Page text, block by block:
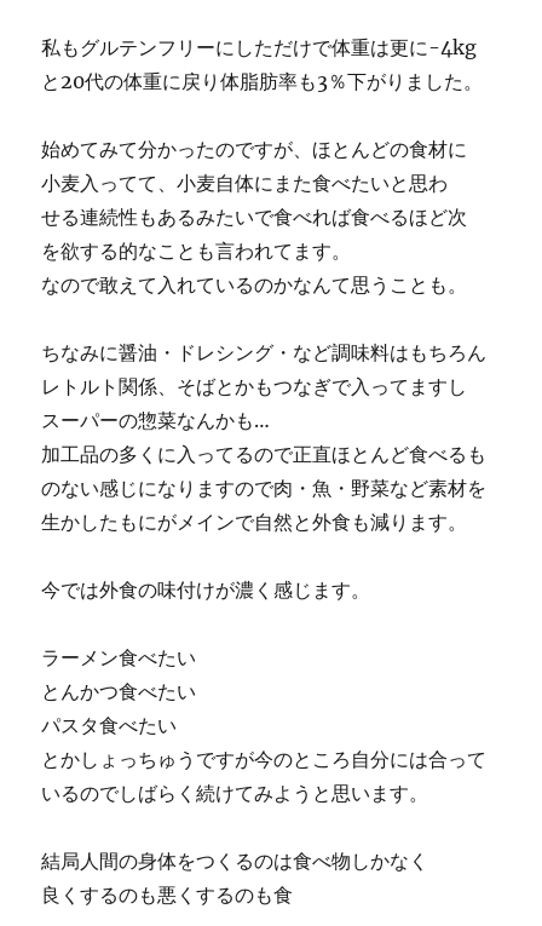
私もグルテンフリーにしただけで体重は更に-4kg
と20代の体重に戻り体脂肪率も3％下がりました。
始めてみて分かったのですが、ほとんどの食材に
小麦入ってて、小麦自体にまた食べたいと思わ
せる連続性もあるみたいで食べれば食べるほど次
を欲する的なことも言われてます。
なので敢えて入れているのかなんて思うことも。
ちなみに醤油・ドレシング・など調味料はもちろん
レトルト関係、そばとかもつなぎで入ってますし
スーパーの惣菜なんかも…
加工品の多くに入ってるので正直ほとんど食べるも
のない感じになりますので肉・魚・野菜など素材を
生かしたもにがメインで自然と外食も減ります。
今では外食の味付けが濃く感じます。
ラーメン食べたい
とんかつ食べたい
パスタ食べたい
とかしょっちゅうですが今のところ自分には合って
いるのでしばらく続けてみようと思います。
結局人間の身体をつくるのは食べ物しかなく
良くするのも悪くするのも食